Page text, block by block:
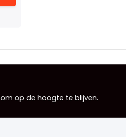
op de hoogte te blijven.